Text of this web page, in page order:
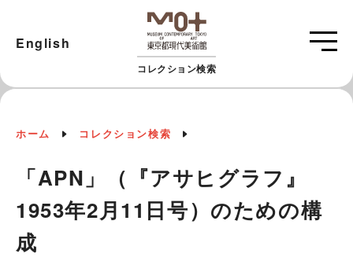
コレクション検索
English
ホーム コレクション検索
「APN」（『アサヒグラフ』
1953年2月11日号）のための構
成